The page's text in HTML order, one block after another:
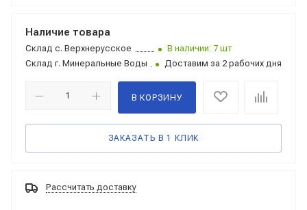
Наличие товара
Склад с. Верхнерусское
В наличии: 7 шт
Склад г. Минеральные Воды Доставим за 2 рабочих дня
В КОРЗИНУ
ЗАКАЗАТЬ В 1 КЛИК
Рассчитать доставку